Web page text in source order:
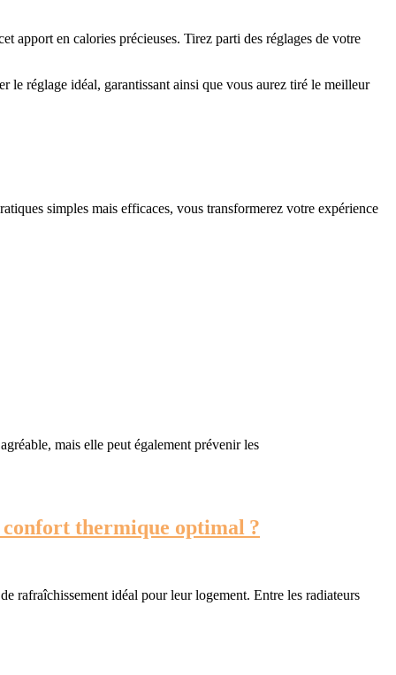
apport en calories précieuses. Tirez parti des réglages de votre
réglage idéal, garantissant ainsi que vous aurez tiré le meilleur
simples mais efficaces, vous transformerez votre expérience
mais elle peut également prévenir les
thermique optimal ?
chauffage